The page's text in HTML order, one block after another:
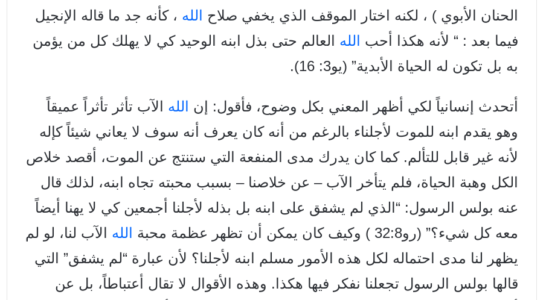
الحنان الأبوي ) ، لكنه اختار الموقف الذي يخفي صلاح
الله ، كأنه جد ما قاله الإنجيل
فيما بعد : “ لأنه هكذا أحب
الله العالم حتى بذل ابنه الوحيد كي لا يهلك كل من يؤمن
به بل تكون له الحياة الأبدية” (يو3: 16).
أتحدث إنسانياً لكي أظهر المعني بكل وضوح، فأقول: إن الله الآب تأثر تأثراً عميقاً
وهو يقدم ابنه للموت لأجلناء بالرغم من أنه كان يعرف أنه سوف لا يعاني شيئاً كإله
لأنه غير قابل للتألم. كما كان يدرك مدى المنفعة التي ستنتج عن الموت، أقصد خلاص
الكل وهبة الحياة، فلم يتأخر الآب – عن خلاصنا – بسبب محبته تجاه ابنه، لذلك قال
عنه بولس الرسول: “الذي لم يشفق على ابنه بل بذله لأجلنا أجمعين كي لا يهنا أيضاً
معه كل شيء؟” (رو32:8 ) وكيف كان يمكن أن تظهر عظمة محبة الله الآب لنا، لو لم
يظهر لنا مدی احتماله لكل هذه الأمور مسلم ابنه لأجلنا؟ لأن عبارة “لم يشفق” التي
قالها بولس الرسول تجعلنا نفكر فيها هكذا. وهذه الأقوال لا تقال أعتباطاً، بل عن